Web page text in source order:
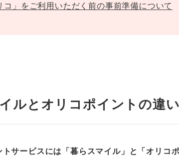
コ」をご利用いただく前の事前準備について
ルとオリコポイントの違い
サービスには「暮らスマイル」と「オリコ